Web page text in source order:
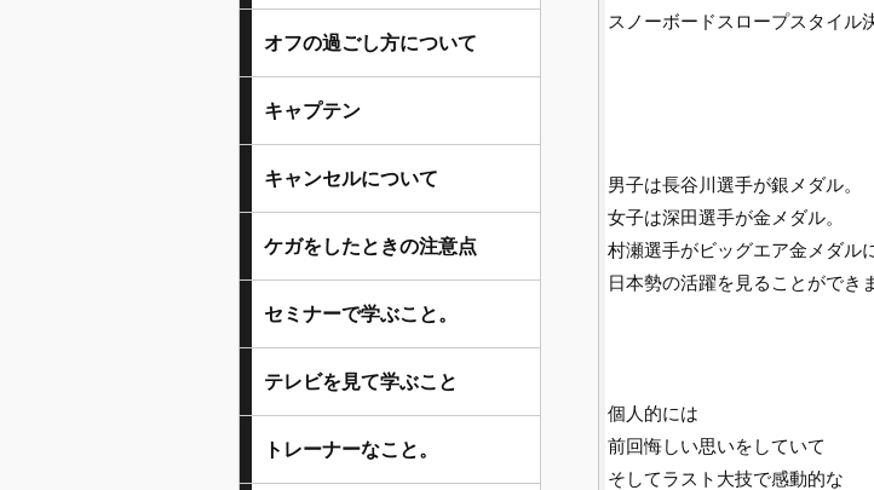
スノーボードスロープスタイル
男子は長谷川選手が銀メダル。
女子は深田選手が金メダル。
村瀬選手がビッグエア金メダル
日本勢の活躍を見ることができ
個人的には
前回悔しい思いをしていて
そしてラスト大技で感動的な
オフの過ごし方について
キャプテン
キャンセルについて
ケガをしたときの注意点
セミナーで学ぶこと。
テレビを見て学ぶこと
トレーナーなこと。